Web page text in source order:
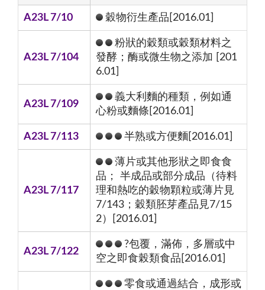
A23L 7/10 穀物衍生產品[2016.01]
A23L 7/104
粉狀的穀類或穀類材料之
發酵；酶或微生物之添加 [201
6.01]
A23L 7/109
義大利麵的種類，例如通
心粉或麵條[2016.01]
A23L 7/113 半熟或方便麵[2016.01]
A23L 7/117
薄片或其他形狀之即食食
品； 半成品或部分成品（待料
理和熱吃的穀物顆粒或薄片見
7/143；穀類胚芽產品見7/15
2）[2016.01]
A23L 7/122
?包覆，滿佈，多層或中
空之即食榖類食品[2016.01]
零食或通過結合，成形或